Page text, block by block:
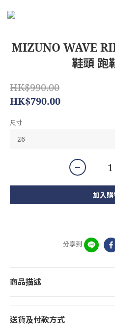
MIZUNO WAVE
鞋頭 跑
HK$990.00
HK$790.00
尺寸
加入
分享到
商品描述
送貨及付款方式